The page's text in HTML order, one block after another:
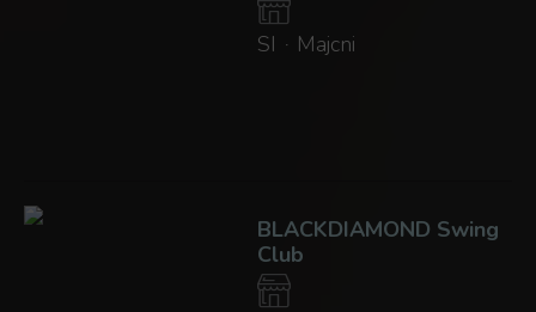
SI · Majcni
BLACKDIAMOND Swing
Club